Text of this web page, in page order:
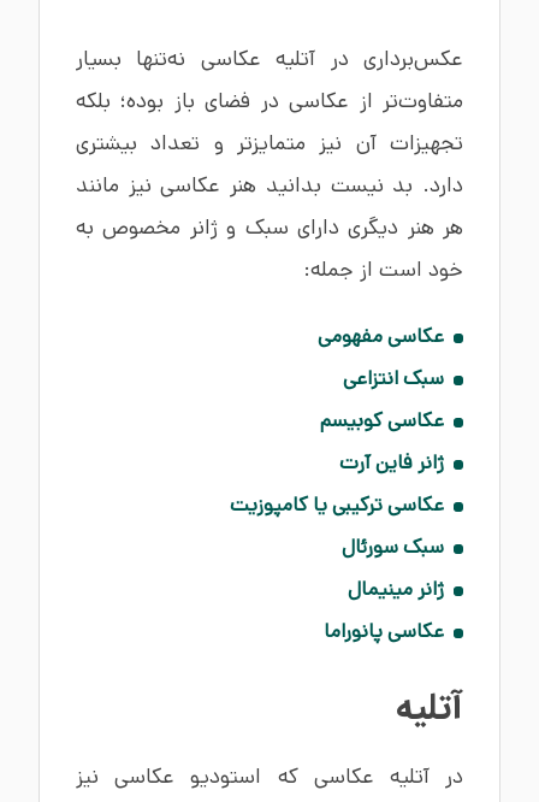
عکس‌برداری در آتلیه عکاسی نه‌تنها بسیار
متفاوت‌تر از عکاسی در فضای باز بوده؛ بلکه
تجهیزات آن نیز متمایزتر و تعداد بیشتری
دارد. بد نیست بدانید هنر عکاسی نیز مانند
هر هنر دیگری دارای سبک و ژانر مخصوص به
خود است از جمله:
عکاسی مفهومی
سبک انتزاعی
عکاسی کوبیسم
ژانر فاین آرت
عکاسی ترکیبی یا کامپوزیت
سبک سورئال
ژانر مینیمال
عکاسی پانوراما
آتلیه
در آتلیه عکاسی که استودیو عکاسی نیز